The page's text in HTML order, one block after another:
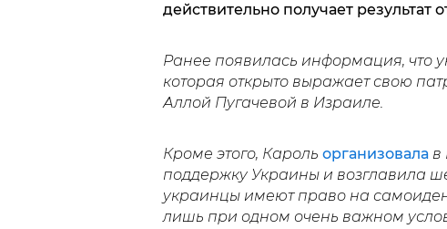
действительно получает
Ранее появилась информация, что
которая открыто выражает свою
Аллой Пугачевой в Израиле.
Кроме этого, Кароль организовала в
поддержку Украины и возглавила
украинцы имеют право на
лишь при одном очень важном